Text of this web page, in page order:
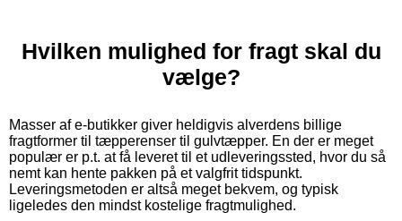
Hvilken mulighed for fragt skal du
vælge?
Masser af e-butikker giver heldigvis alverdens billige
fragtformer til tæpperenser til gulvtæpper. En der er meget
populær er p.t. at få leveret til et udleveringssted, hvor du så
nemt kan hente pakken på et valgfrit tidspunkt.
Leveringsmetoden er altså meget bekvem, og typisk
ligeledes den mindst kostelige fragtmulighed.